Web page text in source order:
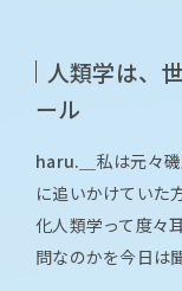
人類学は、
ール
haru.＿ 私は元々
に追いかけていた
化人類学って度々
問なのかを今日は